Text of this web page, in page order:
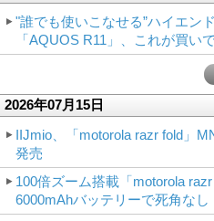
"誰でも使いこなせる”ハイエン
「AQUOS R11」、これが買い
2026年07月15日
IIJmio、「motorola razr fold」
発売
100倍ズーム搭載「motorola
6000mAhバッテリーで死角なし